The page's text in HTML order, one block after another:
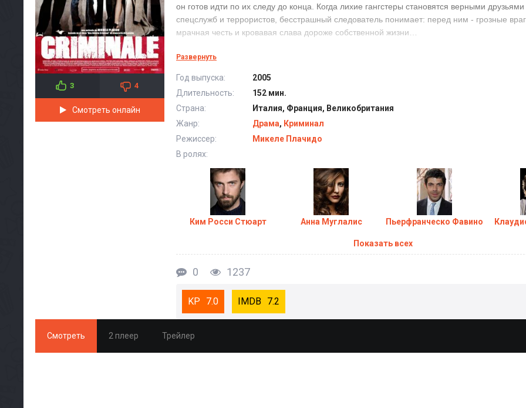
3 4
Смотреть онлайн
он готов идти по их следу до конца. Когда лихие гангстеры становятся верными
спецслужб и террористов, бесстрашный следователь понимает: перед ним - грозные
мрачная честь и кровавая слава дороже собственной жизни…
Развернуть
Год выпуска:
2005
Длительность:
152 мин.
Страна:
Италия, Франция, Великобритания
Жанр:
Драма, Криминал
Режиссер:
Микеле Плачидо
В ролях:
Ким Росси Стюарт Анна Муглалис Пьерфранческо Фавино
Показать всех
0 1237
7.0 7.2
Смотреть 2 плеер Трейлер